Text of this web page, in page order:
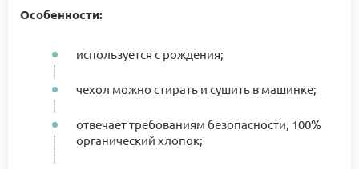
Особенности:
используется с рождения;
чехол можно стирать и сушить в машинке;
отвечает требованиям безопасности, 100%
органический хлопок;